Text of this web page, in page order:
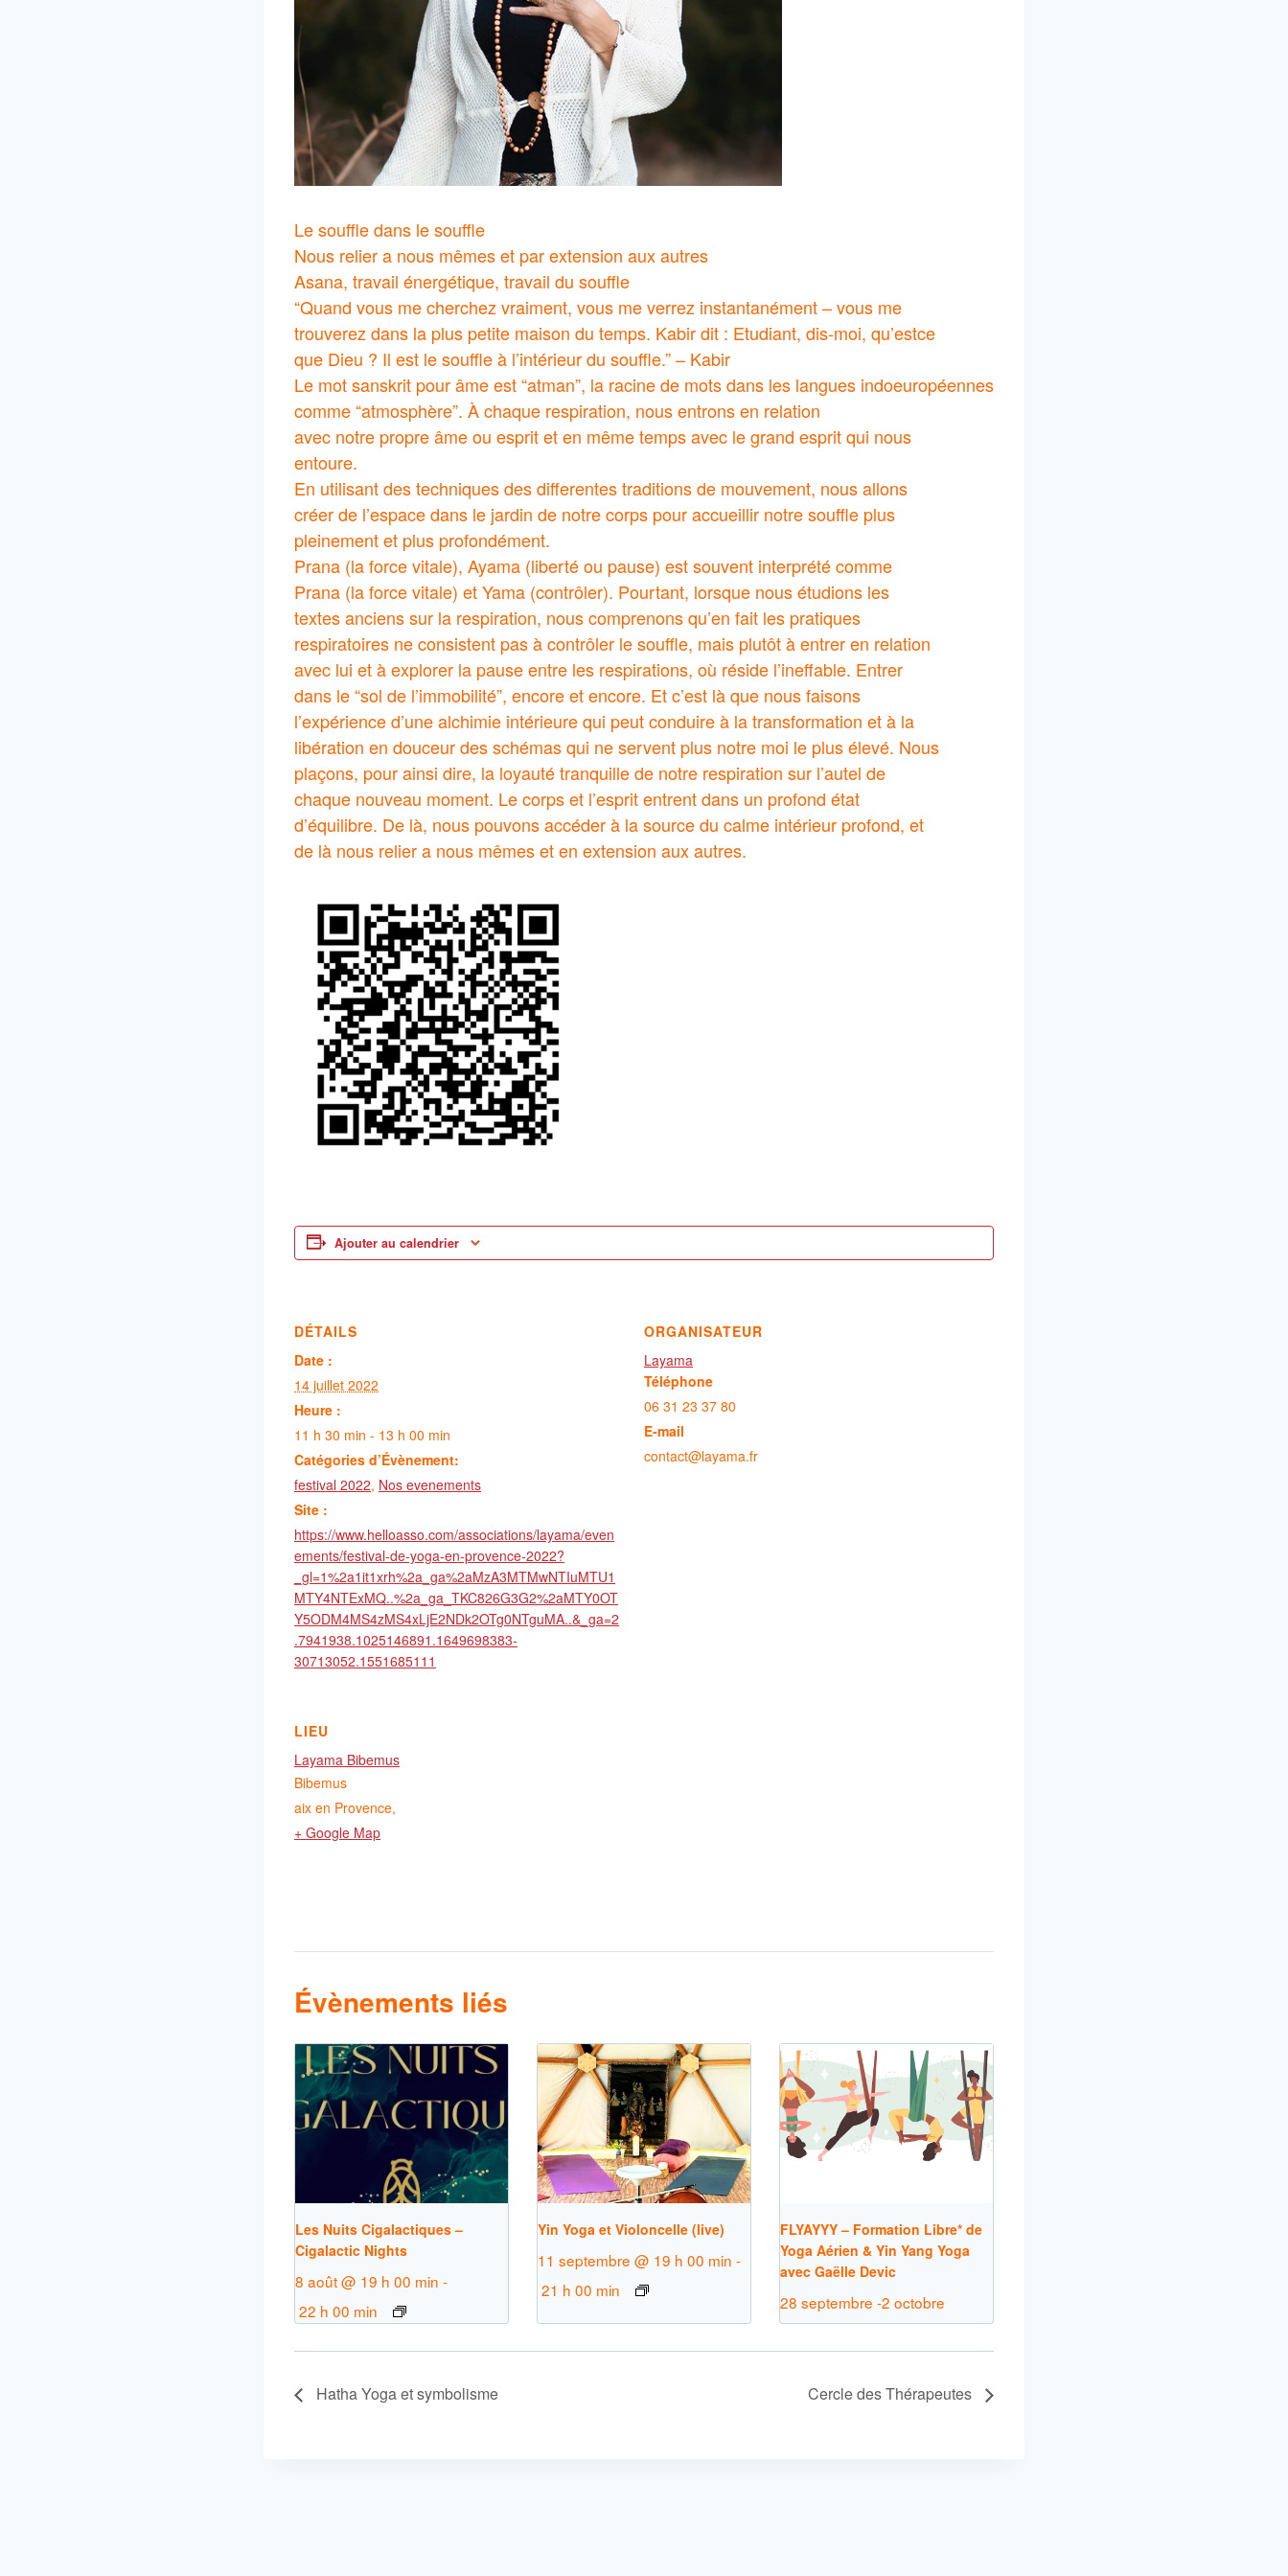
Le souffle dans le souffle
Nous relier a nous mêmes et par extension aux autres
Asana, travail énergétique, travail du souffle
“Quand vous me cherchez vraiment, vous me verrez instantanément – vous me
trouverez dans la plus petite maison du temps. Kabir dit : Etudiant, dis-moi, qu’estce
que Dieu ? Il est le souffle à l’intérieur du souffle.” – Kabir
Le mot sanskrit pour âme est “atman”, la racine de mots dans les langues indoeuropéennes
comme “atmosphère”. À chaque respiration, nous entrons en relation
avec notre propre âme ou esprit et en même temps avec le grand esprit qui nous
entoure.
En utilisant des techniques des differentes traditions de mouvement, nous allons
créer de l’espace dans le jardin de notre corps pour accueillir notre souffle plus
pleinement et plus profondément.
Prana (la force vitale), Ayama (liberté ou pause) est souvent interprété comme
Prana (la force vitale) et Yama (contrôler). Pourtant, lorsque nous étudions les
textes anciens sur la respiration, nous comprenons qu’en fait les pratiques
respiratoires ne consistent pas à contrôler le souffle, mais plutôt à entrer en relation
avec lui et à explorer la pause entre les respirations, où réside l’ineffable. Entrer
dans le “sol de l’immobilité”, encore et encore. Et c’est là que nous faisons
l’expérience d’une alchimie intérieure qui peut conduire à la transformation et à la
libération en douceur des schémas qui ne servent plus notre moi le plus élevé. Nous
plaçons, pour ainsi dire, la loyauté tranquille de notre respiration sur l’autel de
chaque nouveau moment. Le corps et l’esprit entrent dans un profond état
d’équilibre. De là, nous pouvons accéder à la source du calme intérieur profond, et
de là nous relier a nous mêmes et en extension aux autres.
Ajouter au calendrier
DÉTAILS
Date :
14 juillet 2022
Heure :
11 h 30 min - 13 h 00 min
Catégories d’Évènement:
festival 2022, Nos evenements
Site :
https://www.helloasso.com/associations/layama/even
ements/festival-de-yoga-en-provence-2022?
_gl=1%2a1it1xrh%2a_ga%2aMzA3MTMwNTIuMTU1
MTY4NTExMQ..%2a_ga_TKC826G3G2%2aMTY0OT
Y5ODM4MS4zMS4xLjE2NDk2OTg0NTguMA..&_ga=2
.7941938.1025146891.1649698383-
30713052.1551685111
ORGANISATEUR
Layama
Téléphone
06 31 23 37 80
E-mail
contact@layama.fr
LIEU
Layama Bibemus
Bibemus
aix en Provence,
+ Google Map
Évènements liés
Les Nuits Cigalactiques –
Cigalactic Nights
8 août @ 19 h 00 min -
22 h 00 min
Yin Yoga et Violoncelle (live)
11 septembre @ 19 h 00 min -
21 h 00 min
FLYAYYY – Formation Libre* de
Yoga Aérien & Yin Yang Yoga
avec Gaëlle Devic
28 septembre -2 octobre
Hatha Yoga et symbolisme Cercle des Thérapeutes